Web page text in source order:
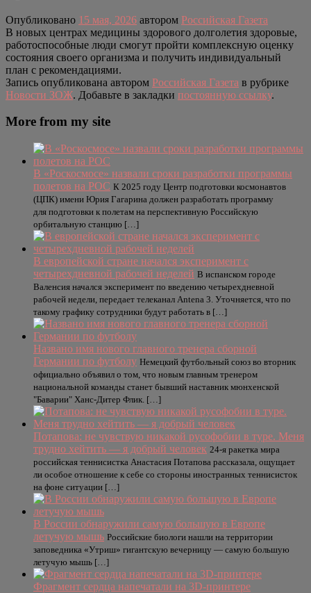
Опубликовано 15 мая, 2026 автором Российская Газета
В новых центрах медицины здорового долголетия здоровые,
работоспособные люди смогут пройти комплексную оценку
состояния своего организма и получить индивидуальный
план с рекомендациями.
Запись опубликована автором Российская Газета в рубрике
Новости ЗОЖ. Добавьте в закладки постоянную ссылку.
More from my site
В «Роскосмосе» назвали сроки разработки программы
полетов на РОС К 2025 году Центр подготовки космонавтов
(ЦПК) имени Юрия Гагарина должен разработать программу
для подготовки к полетам на перспективную Российскую
орбитальную станцию […]
В европейской стране начался эксперимент с
четырехдневной рабочей неделей В испанском городе
Валенсия начался эксперимент по введению четырехдневной
рабочей недели, передает телеканал Antena 3. Уточняется, что по
такому графику сотрудники будут работать в […]
Названо имя нового главного тренера сборной
Германии по футболу Немецкий футбольный союз во вторник
официально объявил о том, что новым главным тренером
национальной команды станет бывший наставник мюнхенской
"Баварии" Ханс-Дитер Флик. […]
Потапова: не чувствую никакой русофобии в туре. Меня
трудно хейтить — я добрый человек 24-я ракетка мира
российская теннисистка Анастасия Потапова рассказала, ощущает
ли особое отношение к себе со стороны иностранных теннисисток
на фоне ситуации […]
В России обнаружили самую большую в Европе
летучую мышь Российские биологи нашли на территории
заповедника «Утриш» гигантскую вечерницу — самую большую
летучую мышь […]
Фрагмент сердца напечатали на 3D-принтере